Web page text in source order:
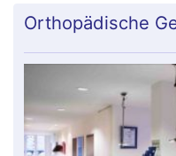
Orthopädische